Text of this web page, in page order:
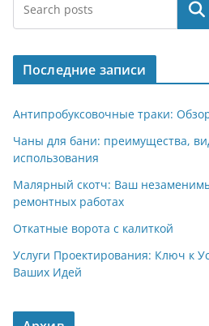
Поиск
Последние записи
Антипробуксовочные траки:
Чаны для бани: преимущества,
использования
Малярный скотч: Ваш
ремонтных работах
Откатные ворота с калиткой
Услуги Проектирования: Ключ к
Ваших Идей